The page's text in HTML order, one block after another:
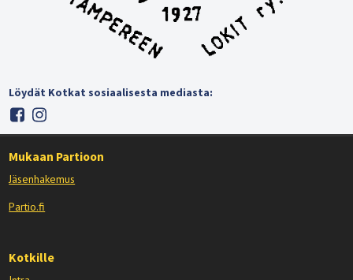
Löydät Kotkat sosiaalisesta mediasta:
Mukaan Partioon
Jäsenhakemus
Partio.fi
Kotkille